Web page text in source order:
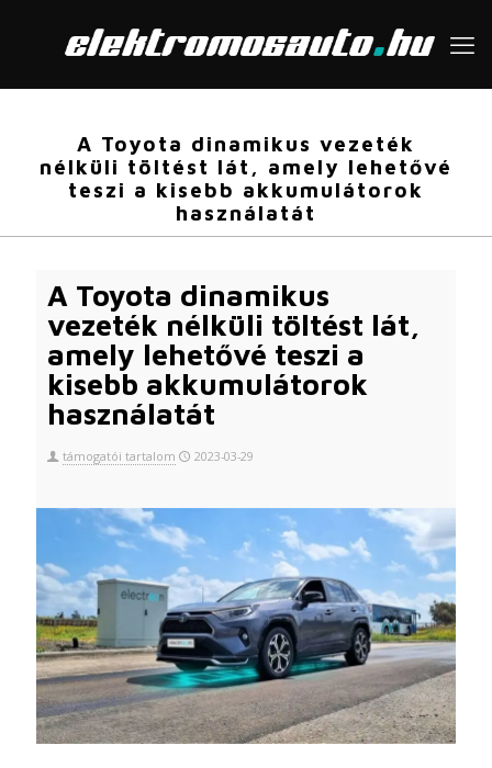
A Toyota dinamikus vezeték
nélküli töltést lát, amely lehetővé
teszi a kisebb akkumulátorok
használatát
A Toyota dinamikus
vezeték nélküli töltést lát,
amely lehetővé teszi a
kisebb akkumulátorok
használatát
támogatói tartalom 2023-03-29